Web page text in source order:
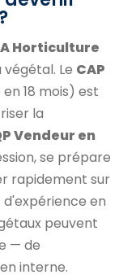
Horticulture
Le CAP
18 mois) est
la
Vendeur en
se prépare
rapidement sur
en
peuvent
— de
interne.